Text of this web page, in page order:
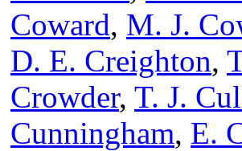
Coward, M. J.
D. E. Creighton,
Crowder, T. J.
Cunningham, E.